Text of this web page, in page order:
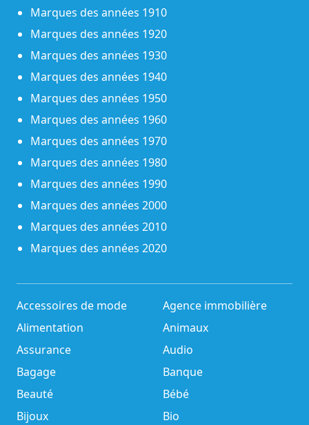
Marques des années 1910
Marques des années 1920
Marques des années 1930
Marques des années 1940
Marques des années 1950
Marques des années 1960
Marques des années 1970
Marques des années 1980
Marques des années 1990
Marques des années 2000
Marques des années 2010
Marques des années 2020
Accessoires de mode
Agence immobilière
Alimentation
Animaux
Assurance
Audio
Bagage
Banque
Beauté
Bébé
Bijoux
Bio